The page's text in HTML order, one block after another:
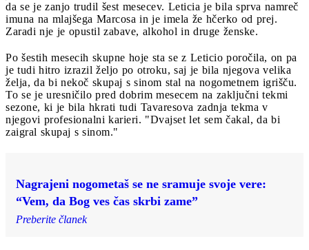
da se je zanjo trudil šest mesecev. Leticia je bila sprva namreč
imuna na mlajšega Marcosa in je imela že hčerko od prej.
Zaradi nje je opustil zabave, alkohol in druge ženske.
Po šestih mesecih skupne hoje sta se z Leticio poročila, on pa
je tudi hitro izrazil željo po otroku, saj je bila njegova velika
želja, da bi nekoč skupaj s sinom stal na nogometnem igrišču.
To se je uresničilo pred dobrim mesecem na zaključni tekmi
sezone, ki je bila hkrati tudi Tavaresova zadnja tekma v
njegovi profesionalni karieri. "Dvajset let sem čakal, da bi
zaigral skupaj s sinom."
Nagrajeni nogometaš se ne sramuje svoje vere:
“Vem, da Bog ves čas skrbi zame”
Preberite članek